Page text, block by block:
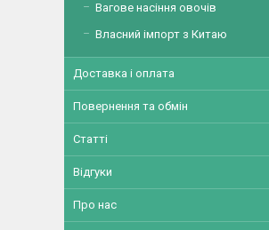
Вагове насіння овочів
Власний імпорт з Китаю
Доставка і оплата
Повернення та обмін
Статті
Відгуки
Про нас